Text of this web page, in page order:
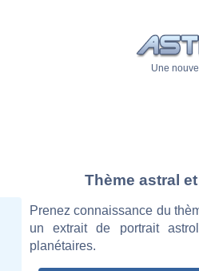
Une
Thème astral
Prenez connaissance du
un extrait de portrait
planétaires.